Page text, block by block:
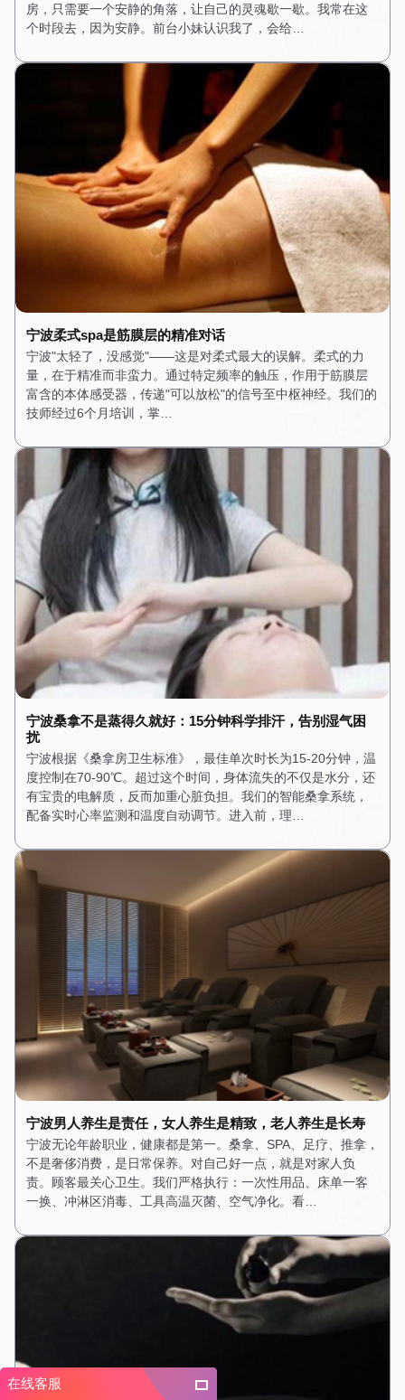
在线客服
房，只需要一个安静的角落，让自己的灵魂歇一歇。我常在这
个时段去，因为安静。前台小妹认识我了，会给…
宁波柔式spa是筋膜层的精准对话
宁波"太轻了，没感觉"——这是对柔式最大的误解。柔式的力
量，在于精准而非蛮力。通过特定频率的触压，作用于筋膜层
富含的本体感受器，传递"可以放松"的信号至中枢神经。我们的
技师经过6个月培训，掌…
宁波桑拿不是蒸得久就好：15分钟科学排汗，告别湿气困
扰
宁波根据《桑拿房卫生标准》，最佳单次时长为15-20分钟，温
度控制在70-90℃。超过这个时间，身体流失的不仅是水分，还
有宝贵的电解质，反而加重心脏负担。我们的智能桑拿系统，
配备实时心率监测和温度自动调节。进入前，理…
宁波男人养生是责任，女人养生是精致，老人养生是长寿
宁波无论年龄职业，健康都是第一。桑拿、SPA、足疗、推拿，
不是奢侈消费，是日常保养。对自己好一点，就是对家人负
责。顾客最关心卫生。我们严格执行：一次性用品、床单一客
一换、冲淋区消毒、工具高温灭菌、空气净化。看…